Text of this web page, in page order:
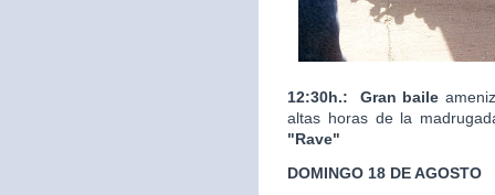
12:30h.: Gran baile
altas horas de la
"Rave"
DOMINGO 18 DE AGOSTO